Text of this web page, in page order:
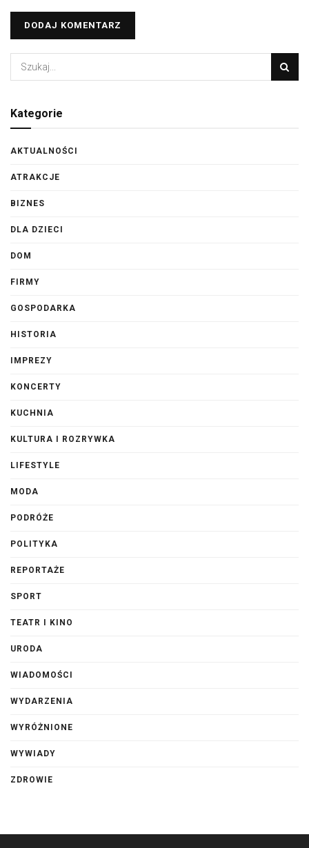
Kategorie
AKTUALNOŚCI
ATRAKCJE
BIZNES
DLA DZIECI
DOM
FIRMY
GOSPODARKA
HISTORIA
IMPREZY
KONCERTY
KUCHNIA
KULTURA I ROZRYWKA
LIFESTYLE
MODA
PODRÓŻE
POLITYKA
REPORTAŻE
SPORT
TEATR I KINO
URODA
WIADOMOŚCI
WYDARZENIA
WYRÓŻNIONE
WYWIADY
ZDROWIE